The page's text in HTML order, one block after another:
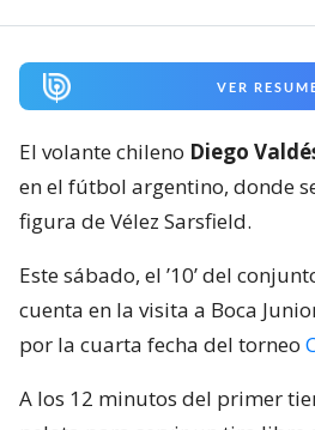
VER
El volante chileno Diego
en el fútbol argentino, donde
figura de Vélez Sarsfield.
Este sábado, el ’10’ del
cuenta en la visita a Boca
por la cuarta fecha del torneo
A los 12 minutos del primer